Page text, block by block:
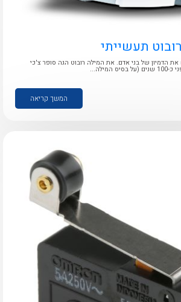
לכל מוצרי היצרן
לכל מוצרי היצרן
תעשייתי
הדמיון של בני אדם. את המילה רובוט הגה סופר צ'כי
המשך קריאה